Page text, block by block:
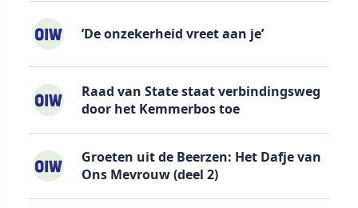
’De onzekerheid vreet aan je’
Raad van State staat verbindingsweg
door het Kemmerbos toe
Groeten uit de Beerzen: Het Dafje van
Ons Mevrouw (deel 2)